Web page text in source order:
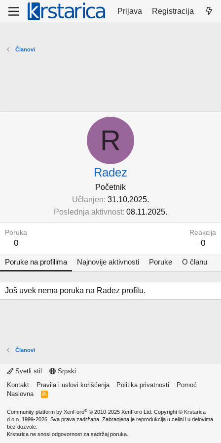
Prijava Registracija
Članovi
R
Radez
Početnik
Učlanjen 31.10.2025.
Poslednja aktivnost 08.11.2025.
Poruka
0
Reakcija
0
Poruke na profilima Najnovije aktivnosti Poruke O članu
Još uvek nema poruka na Radez profilu.
Članovi
Svetli stil
Srpski
Kontakt
Pravila i uslovi korišćenja Politika privatnosti
Pomoć
Naslovna
R
Community platform by XenForo® © 2010-2025 XenForo Ltd. Copyright © Krstarica
d.o.o. 1999-2026. Sva prava zadržana. Zabranjena je reprodukcija u celini i u delovima
bez dozvole.
Krstarica ne snosi odgovornost za sadržaj poruka.